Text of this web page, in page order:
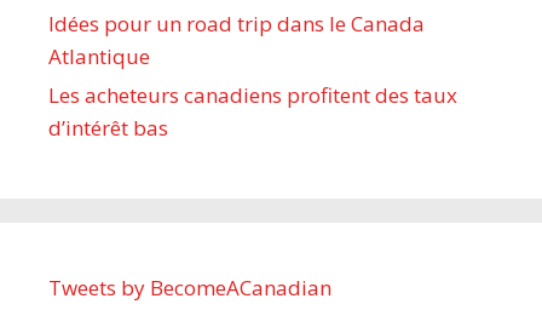
Idées pour un road trip dans le Canada
Atlantique
Les acheteurs canadiens profitent des taux
d’intérêt bas
Tweets by BecomeACanadian